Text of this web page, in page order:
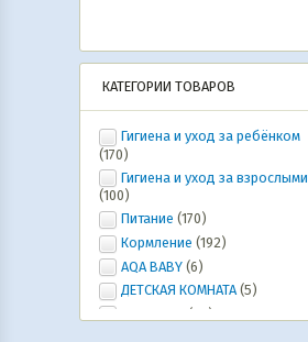
КАТЕГОРИИ ТОВАРОВ
Гигиена и уход за ребёнком
(170)
Гигиена и уход за взрослыми
(100)
Питание (170)
Кормление (192)
AQA BABY (6)
ДЕТСКАЯ КОМНАТА (5)
(20)